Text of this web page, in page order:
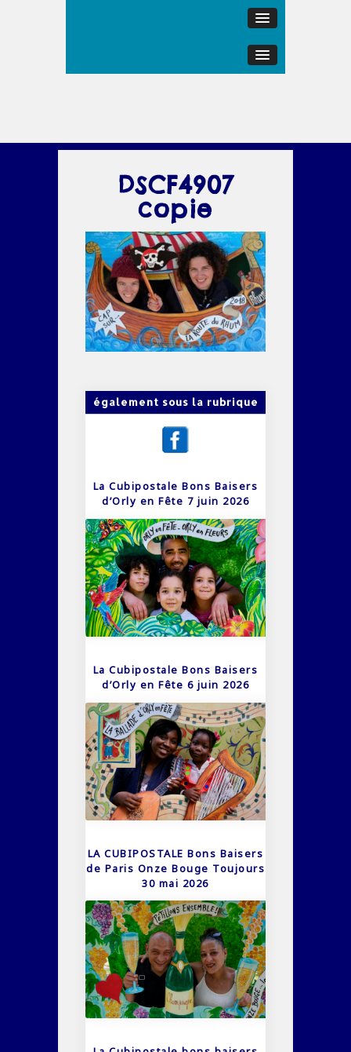
DSCF4907
copie
également sous la rubrique
La Cubipostale Bons Baisers
d’Orly en Fête 7 juin 2026
La Cubipostale Bons Baisers
d’Orly en Fête 6 juin 2026
LA CUBIPOSTALE Bons Baisers
de Paris Onze Bouge Toujours
30 mai 2026